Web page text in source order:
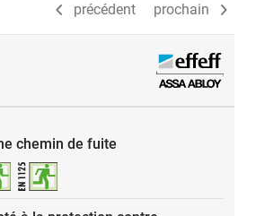
précédent prochain
chemin de fuite